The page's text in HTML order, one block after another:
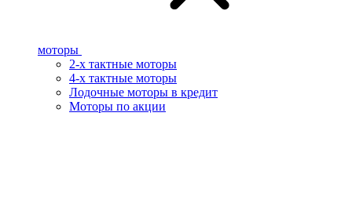
моторы
2-х тактные моторы
4-х тактные моторы
Лодочные моторы в кредит
Моторы по акции